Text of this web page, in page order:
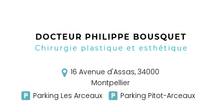
16 Avenue d'Assas, 34000
Montpellier
Parking Les Arceaux
Parking Pitot-Arceaux